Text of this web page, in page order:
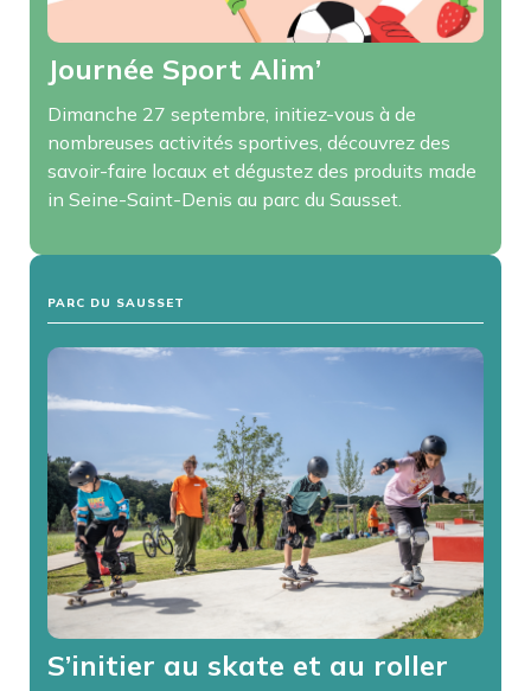
Journée Sport Alim’
Dimanche 27 septembre, initiez-vous à de
nombreuses activités sportives, découvrez des
savoir-faire locaux et dégustez des produits made
in Seine-Saint-Denis au parc du Sausset.
PARC DU SAUSSET
S’initier au skate et au roller